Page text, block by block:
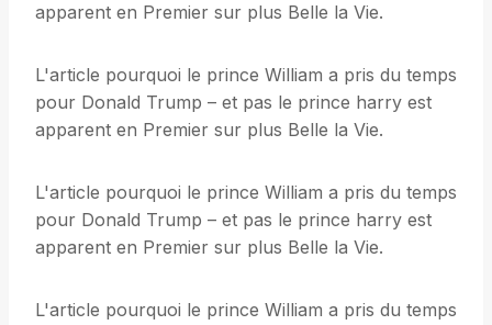
apparent en Premier sur plus Belle la Vie.
L'article pourquoi le prince William a pris du temps
pour Donald Trump – et pas le prince harry est
apparent en Premier sur plus Belle la Vie.
L'article pourquoi le prince William a pris du temps
pour Donald Trump – et pas le prince harry est
apparent en Premier sur plus Belle la Vie.
L'article pourquoi le prince William a pris du temps